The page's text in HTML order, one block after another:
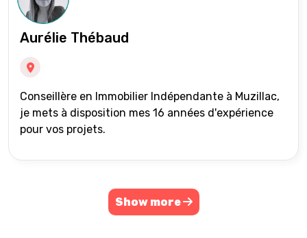
Aurélie Thébaud
Conseillère en Immobilier Indépendante à Muzillac,
je mets à disposition mes 16 années d'expérience
pour vos projets.
Show more